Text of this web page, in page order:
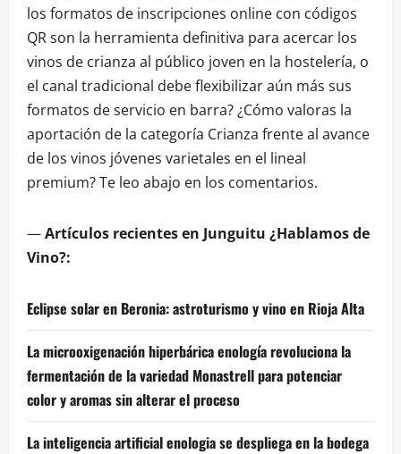
los formatos de inscripciones online con códigos
QR son la herramienta definitiva para acercar los
vinos de crianza al público joven en la hostelería, o
el canal tradicional debe flexibilizar aún más sus
formatos de servicio en barra? ¿Cómo valoras la
aportación de la categoría Crianza frente al avance
de los vinos jóvenes varietales en el lineal
premium? Te leo abajo en los comentarios.
—Artículos recientes en Junguitu ¿Hablamos de
Vino?:
Eclipse solar en Beronia: astroturismo y vino en Rioja Alta
La microoxigenación hiperbárica enología revoluciona la
fermentación de la variedad Monastrell para potenciar
color y aromas sin alterar el proceso
La inteligencia artificial enologia se despliega en la bodega